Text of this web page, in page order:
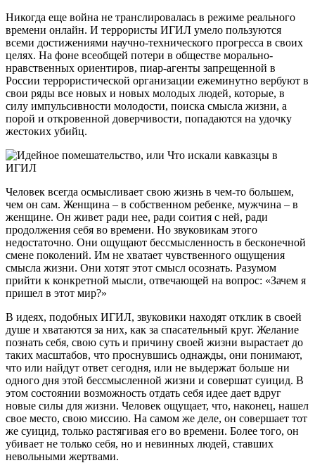
Никогда еще война не транслировалась в режиме реального
времени онлайн. И террористы ИГИЛ умело пользуются
всеми достижениями научно-технического прогресса в своих
целях. На фоне всеобщей потери в обществе морально-
нравственных ориентиров, пиар-агенты запрещенной в
России террористической организации ежеминутно вербуют в
свои ряды все новых и новых молодых людей, которые, в
силу импульсивности молодости, поиска смысла жизни, а
порой и откровенной доверчивости, попадаются на удочку
жестоких убийц.
Человек всегда осмысливает свою жизнь в чем-то большем,
чем он сам. Женщина – в собственном ребенке, мужчина – в
женщине. Он живет ради нее, ради соития с ней, ради
продолжения себя во времени. Но звуковикам этого
недостаточно. Они ощущают бессмысленность в бесконечной
смене поколений. Им не хватает чувственного ощущения
смысла жизни. Они хотят этот смысл осознать. Разумом
прийти к конкретной мысли, отвечающей на вопрос: «Зачем я
пришел в этот мир?»
В идеях, подобных ИГИЛ, звуковики находят отклик в своей
душе и хватаются за них, как за спасательный круг. Желание
познать себя, свою суть и причину своей жизни вырастает до
таких масштабов, что проснувшись однажды, они понимают,
что или найдут ответ сегодня, или не выдержат больше ни
одного дня этой бессмысленной жизни и совершат суицид. В
этом состоянии возможность отдать себя идее дает вдруг
новые силы для жизни. Человек ощущает, что, наконец, нашел
свое место, свою миссию. На самом же деле, он совершает тот
же суицид, только растягивая его во времени. Более того, он
убивает не только себя, но и невинных людей, ставших
невольными жертвами.